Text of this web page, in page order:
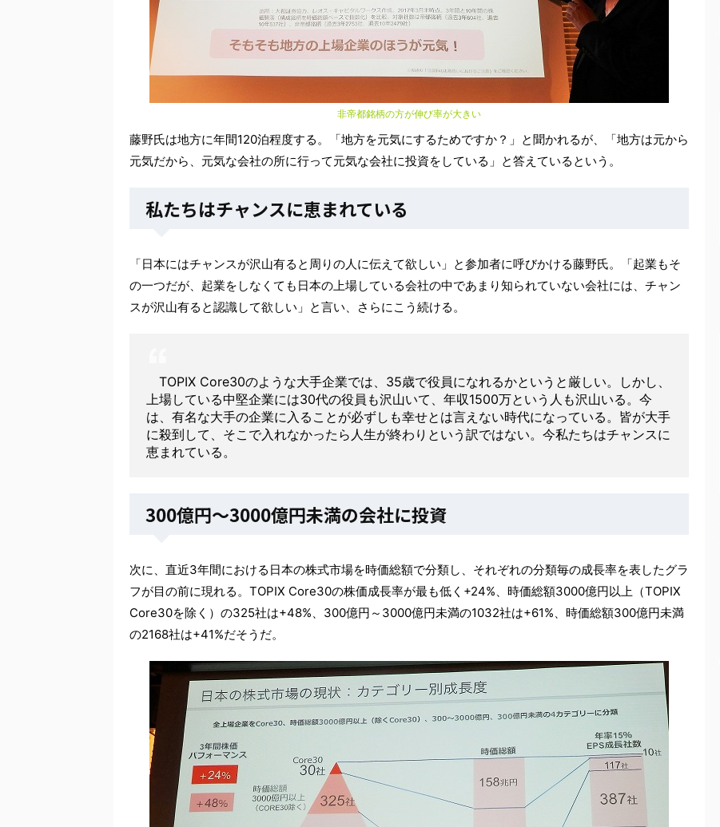
非帝都銘柄の方が伸び率が大きい
藤野氏は地方に年間120泊程度する。「地方を元気にするためですか？」と聞かれるが、「地方は元から
元気だから、元気な会社の所に行って元気な会社に投資をしている」と答えているという。
私たちはチャンスに恵まれている
「日本にはチャンスが沢山有ると周りの人に伝えて欲しい」と参加者に呼びかける藤野氏。「起業もそ
の一つだが、起業をしなくても日本の上場している会社の中であまり知られていない会社には、チャン
スが沢山有ると認識して欲しい」と言い、さらにこう続ける。
TOPIX Core30のような大手企業では、35歳で役員になれるかというと厳しい。しかし、
上場している中堅企業には30代の役員も沢山いて、年収1500万という人も沢山いる。今
は、有名な大手の企業に入ることが必ずしも幸せとは言えない時代になっている。皆が大手
に殺到して、そこで入れなかったら人生が終わりという訳ではない。今私たちはチャンスに
恵まれている。
300億円～3000億円未満の会社に投資
次に、直近3年間における日本の株式市場を時価総額で分類し、それぞれの分類毎の成長率を表したグラ
フが目の前に現れる。TOPIX Core30の株価成長率が最も低く+24%、時価総額3000億円以上（TOPIX
Core30を除く）の325社は+48%、300億円～3000億円未満の1032社は+61%、時価総額300億円未満
の2168社は+41%だそうだ。